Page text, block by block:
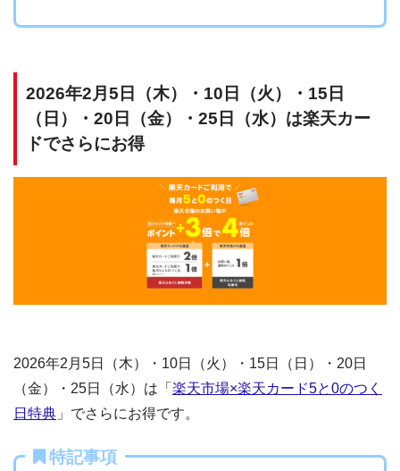
2026年2月5日（木）・10日（火）・15日
（日）・20日（金）・25日（水）は楽天カー
ドでさらにお得
2026年2月5日（木）・10日（火）・15日（日）・20日
（金）・25日（水）は「 楽天市場×楽天カード5と0のつく
日特典 」でさらにお得です。
特記事項